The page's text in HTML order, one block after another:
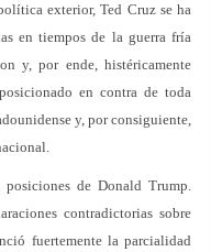
exterior, Ted Cruz se ha
en tiempos de la guerra fría
y, por ende, histéricamente
en contra de toda
y, por consiguiente,
posiciones de Donald Trump.
contradictorias sobre
fuertemente la parcialidad